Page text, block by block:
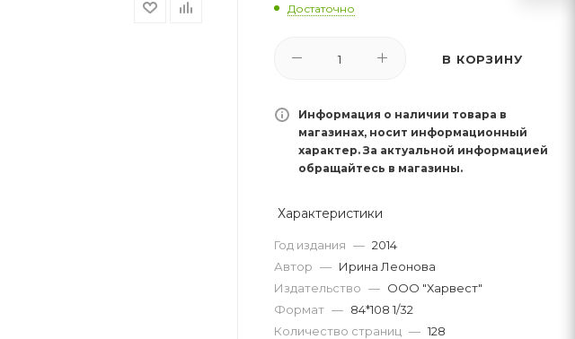
Достаточно
В КОРЗИНУ
Информация о наличии товара в
магазинах, носит информационный
характер. За актуальной информацией
обращайтесь в магазины.
Характеристики
Год издания — 2014
Автор — Ирина Леонова
Издательство — ООО "Харвест"
Формат — 84*108 1/32
Количество страниц — 128